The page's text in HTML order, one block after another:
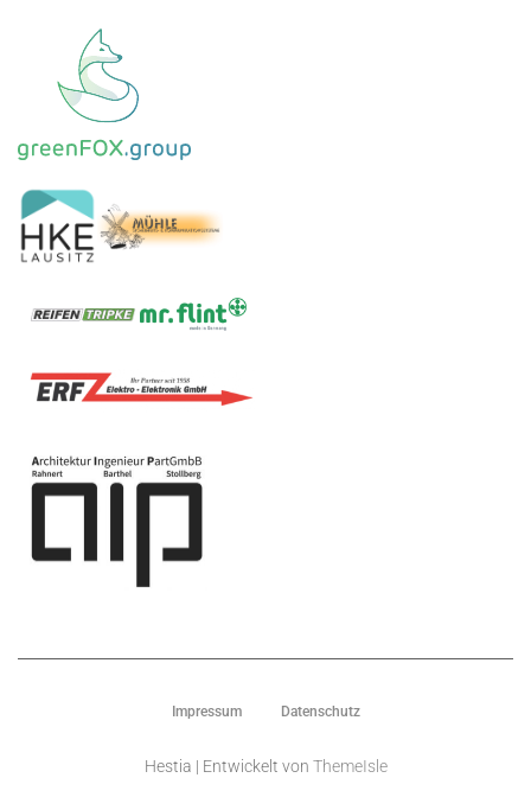
Impressum Datenschutz
Hestia | Entwickelt von ThemeIsle